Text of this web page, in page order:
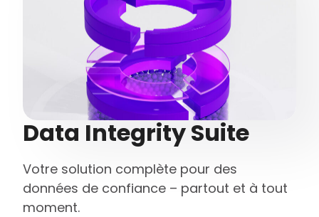
Data Integrity Suite
Votre solution complète pour des
données de confiance – partout et à tout
moment.